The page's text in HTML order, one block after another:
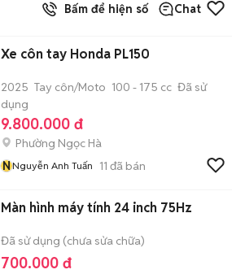
Bấm để hiện số Chat
Xe côn tay Honda PL150
2025 Tay côn/Moto 100 - 175 cc Đã sử
dụng
9.800.000 đ
Phường Ngọc Hà
NNguyễn Anh Tuấn 11 đã bán
Màn hình máy tính 24 inch 75Hz
Đã sử dụng (chưa sửa chữa)
700.000 đ